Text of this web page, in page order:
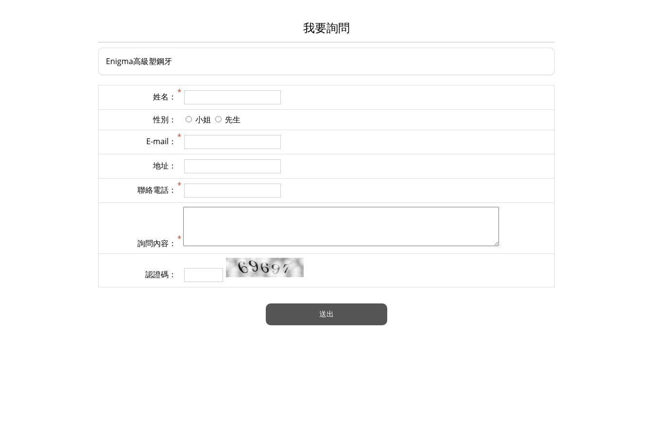
我要詢問
Enigma高級塑鋼牙
姓名：
性別： 小姐 先生
E-mail：
地址：
聯絡電話：
詢問內容：
認證碼：